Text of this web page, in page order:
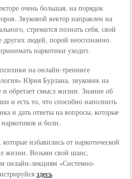
очень большая, на порядок
Звуковой вектор направлен на
стремится познать себя, свой
людей, порой неосознанно.
наркотики уходит.
на онлайн-тренинге
Юрия Бурлана, звуковик на
и обретает смысл жизни. Знание об
и есть то, что способно наполнить
и дать ответы на вопросы, которые
и боли.
избавились от наркотической
жизни. Возьми свой шанс,
онлайн-лекциям «Системно-
здесь.